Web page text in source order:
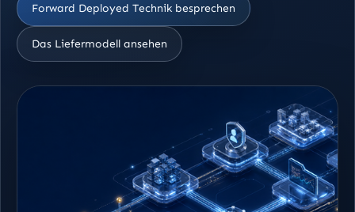
Forward Deployed Technik besprechen
Das Liefermodell ansehen